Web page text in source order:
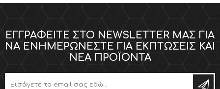
ΕΓΓΡΑΦΕΊΤΕ ΣΤΟ NEWSLETTER ΜΑΣ ΓΙΑ
ΝΑ ΕΝΗΜΕΡΏΝΕΣΤΕ ΓΙΑ ΕΚΠΤΏΣΕΙΣ ΚΑΙ
ΝΈΑ ΠΡΟΪΌΝΤΑ